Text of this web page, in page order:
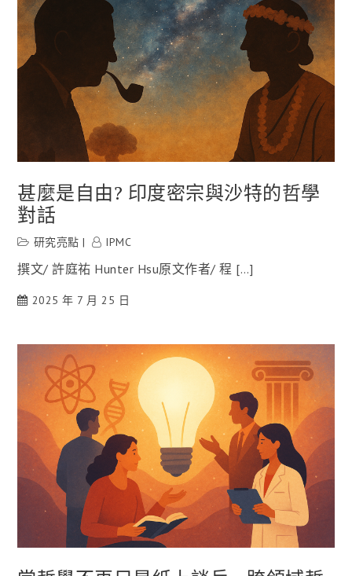
甚麼是自由? 印度密宗與沙特的哲學
對話
研究亮點 IPMC
撰文/ 許庭祐 Hunter Hsu原文作者/ 程 […]
2025 年 7 月 25 日